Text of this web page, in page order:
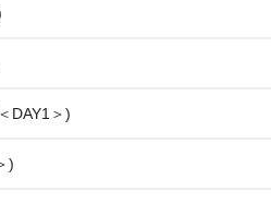
DAY1＞)
)